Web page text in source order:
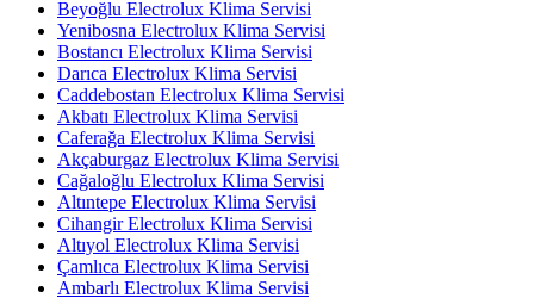
Beyoğlu Electrolux Klima Servisi
Yenibosna Electrolux Klima Servisi
Bostancı Electrolux Klima Servisi
Darıca Electrolux Klima Servisi
Caddebostan Electrolux Klima Servisi
Akbatı Electrolux Klima Servisi
Caferağa Electrolux Klima Servisi
Akçaburgaz Electrolux Klima Servisi
Cağaloğlu Electrolux Klima Servisi
Altıntepe Electrolux Klima Servisi
Cihangir Electrolux Klima Servisi
Altıyol Electrolux Klima Servisi
Çamlıca Electrolux Klima Servisi
Ambarlı Electrolux Klima Servisi